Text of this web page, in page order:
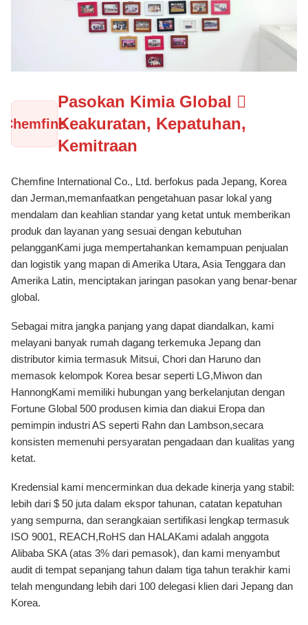
Chemfine
Pasokan Kimia Global 
Keakuratan, Kepatuhan,
Kemitraan
Chemfine International Co., Ltd. berfokus pada Jepang, Korea
dan Jerman,memanfaatkan pengetahuan pasar lokal yang
mendalam dan keahlian standar yang ketat untuk memberikan
produk dan layanan yang sesuai dengan kebutuhan
pelangganKami juga mempertahankan kemampuan penjualan
dan logistik yang mapan di Amerika Utara, Asia Tenggara dan
Amerika Latin, menciptakan jaringan pasokan yang benar-benar
global.
Sebagai mitra jangka panjang yang dapat diandalkan, kami
melayani banyak rumah dagang terkemuka Jepang dan
distributor kimia termasuk Mitsui, Chori dan Haruno dan
memasok kelompok Korea besar seperti LG,Miwon dan
HannongKami memiliki hubungan yang berkelanjutan dengan
Fortune Global 500 produsen kimia dan diakui Eropa dan
pemimpin industri AS seperti Rahn dan Lambson,secara
konsisten memenuhi persyaratan pengadaan dan kualitas yang
ketat.
Kredensial kami mencerminkan dua dekade kinerja yang stabil:
lebih dari $ 50 juta dalam ekspor tahunan, catatan kepatuhan
yang sempurna, dan serangkaian sertifikasi lengkap termasuk
ISO 9001, REACH,RoHS dan HALAKami adalah anggota
Alibaba SKA (atas 3% dari pemasok), dan kami menyambut
audit di tempat sepanjang tahun dalam tiga tahun terakhir kami
telah mengundang lebih dari 100 delegasi klien dari Jepang dan
Korea.